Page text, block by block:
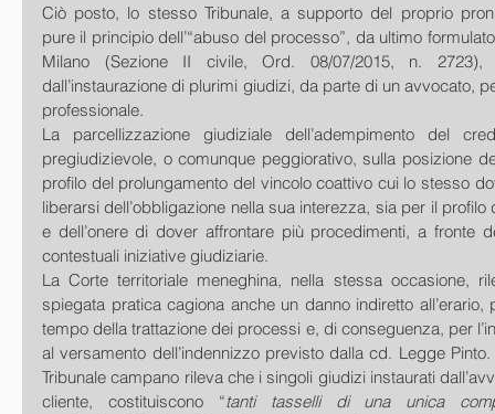
Ciò posto, lo stesso Tribunale, a supporto del proprio
pure il principio dell’“abuso del processo”, da ultimo
Milano (Sezione II civile, Ord. 08/07/2015, n. 2723),
dall’instaurazione di plurimi giudizi, da parte di un avvocato,
professionale.
La parcellizzazione giudiziale dell’adempimento del
pregiudizievole, o comunque peggiorativo, sulla posizione
profilo del prolungamento del vincolo coattivo cui lo stesso
liberarsi dell’obbligazione nella sua interezza, sia per il profilo
e dell’onere di dover affrontare più procedimenti, a fronte
contestuali iniziative giudiziarie.
La Corte territoriale meneghina, nella stessa occasione,
spiegata pratica cagiona anche un danno indiretto all’erario,
tempo della trattazione dei processi e, di conseguenza, per
al versamento dell’indennizzo previsto dalla cd. Legge
Tribunale campano rileva che i singoli giudizi instaurati
cliente, costituiscono “tanti tasselli di una unica